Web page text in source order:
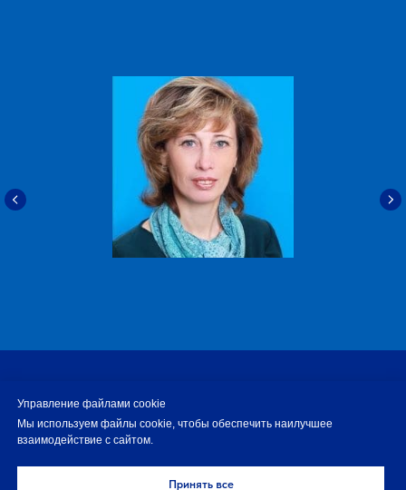
На верх
Управление файлами cookie
Мы используем файлы cookie, чтобы обеспечить наилучшее
взаимодействие с сайтом.
Принять все